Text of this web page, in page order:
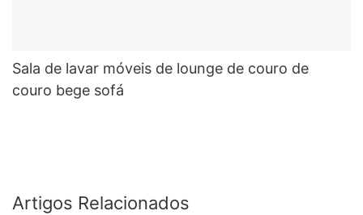
Sala de lavar móveis de lounge de couro de
couro bege sofá
Artigos Relacionados